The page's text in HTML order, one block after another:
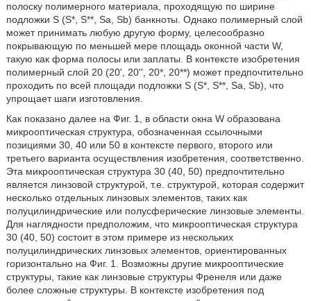
полоску полимерного материала, проходящую по ширине
подложки S (S*, S**, Sa, Sb) банкноты. Однако полимерный слой
может принимать любую другую форму, целесообразно
покрывающую по меньшей мере площадь оконной части W,
такую как форма полосы или заплаты. В контексте изобретения
полимерный слой 20 (20', 20'', 20*, 20**) может предпочтительно
проходить по всей площади подложки S (S*, S**, Sa, Sb), что
упрощает шаги изготовления.
Как показано далее на Фиг. 1, в области окна W образована
микрооптическая структура, обозначенная ссылочными
позициями 30, 40 или 50 в контексте первого, второго или
третьего варианта осуществления изобретения, соответственно.
Эта микрооптическая структура 30 (40, 50) предпочтительно
является линзовой структурой, т.е. структурой, которая содержит
несколько отдельных линзовых элементов, таких как
полуцилиндрические или полусферические линзовые элементы.
Для наглядности предположим, что микрооптическая структура
30 (40, 50) состоит в этом примере из нескольких
полуцилиндрических линзовых элементов, ориентированных
горизонтально на Фиг. 1. Возможны другие микрооптические
структуры, такие как линзовые структуры Френеля или даже
более сложные структуры. В контексте изобретения под